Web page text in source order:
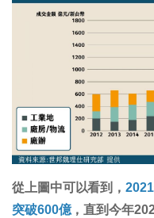
從上圖中可以看到，
突破600億，直到今年